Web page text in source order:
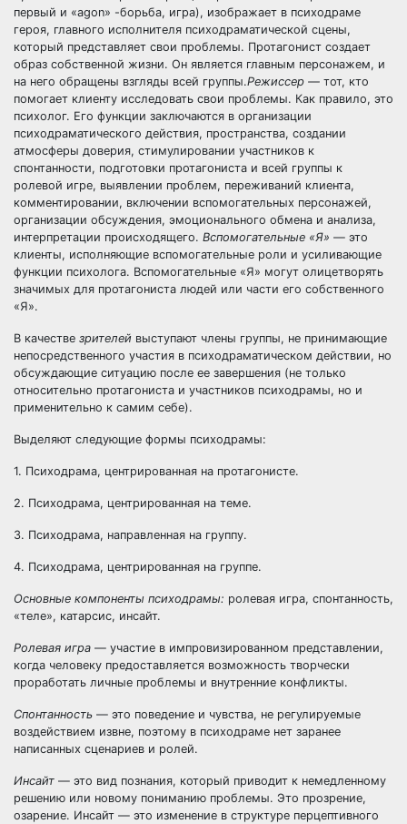
первый и «agon» -борьба, игра), изображает в психодраме
героя, главного исполнителя психодраматической сцены,
который представляет свои проблемы. Протагонист создает
образ собственной жизни. Он является главным персонажем, и
на него обращены взгляды всей группы.Режиссер — тот, кто
помогает клиенту исследовать свои проблемы. Как правило, это
психолог. Его функции заключаются в организации
психодраматического действия, пространства, создании
атмосферы доверия, стимулировании участников к
спонтанности, подготовки протагониста и всей группы к
ролевой игре, выявлении проблем, переживаний клиента,
комментировании, включении вспомогательных персонажей,
организации обсуждения, эмоционального обмена и анализа,
интерпретации происходящего. Вспомогательные «Я» — это
клиенты, исполняющие вспомогательные роли и усиливающие
функции психолога. Вспомогательные «Я» могут олицетворять
значимых для протагониста людей или части его собственного
«Я».
В качестве зрителей выступают члены группы, не принимающие
непосредственного участия в психодраматическом действии, но
обсуждающие ситуацию после ее завершения (не только
относительно протагониста и участников психодрамы, но и
применительно к самим себе).
Выделяют следующие формы психодрамы:
1. Психодрама, центрированная на протагонисте.
2. Психодрама, центрированная на теме.
3. Психодрама, направленная на группу.
4. Психодрама, центрированная на группе.
Основные компоненты психодрамы: ролевая игра, спонтанность,
«теле», катарсис, инсайт.
Ролевая игра — участие в импровизированном представлении,
когда человеку предоставляется возможность творчески
проработать личные проблемы и внутренние конфликты.
Спонтанность — это поведение и чувства, не регулируемые
воздействием извне, поэтому в психодраме нет заранее
написанных сценариев и ролей.
Инсайт — это вид познания, который приводит к немедленному
решению или новому пониманию проблемы. Это прозрение,
озарение. Инсайт — это изменение в структуре перцептивного